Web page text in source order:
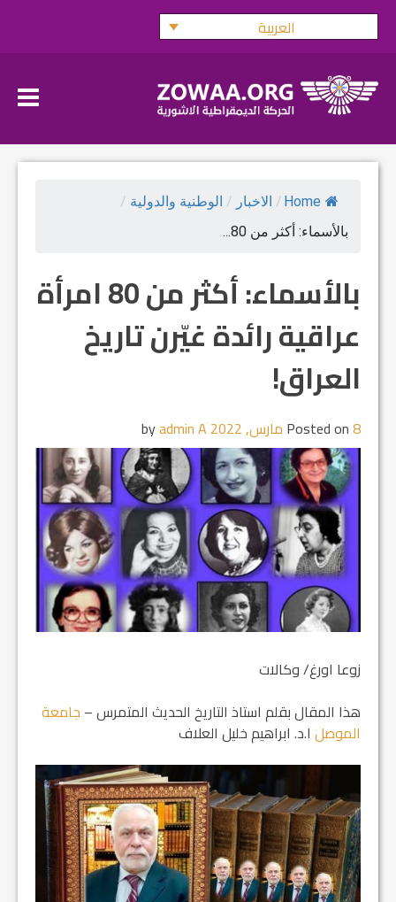
Skip
العربية
Home
/ الاخبار / الوطنية والدولية /
بالأسماء: أكثر من 80...
بالأسماء: أكثر من 80 امرأة
عراقية رائدة غيّرن تاريخ
العراق!
Posted on8 مارس, 2022 admin A
زوعا اورغ/ وكالات
هذا المقال بقلم استاذ التاريخ الحديث المتمرس – جامعة
الموصل ا.د. ابراهيم خليل العلاف